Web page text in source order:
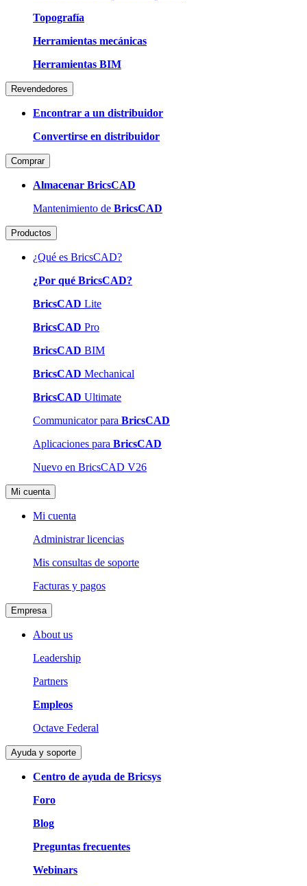
Topografía
Herramientas mecánicas
Herramientas BIM
Revendedores
Encontrar a un distribuidor
Convertirse en distribuidor
Comprar
Almacenar BricsCAD
Mantenimiento de BricsCAD
Productos
¿Qué es BricsCAD?
¿Por qué BricsCAD?
BricsCAD Lite
BricsCAD Pro
BricsCAD BIM
BricsCAD Mechanical
BricsCAD Ultimate
Communicator para BricsCAD
Aplicaciones para BricsCAD
Nuevo en BricsCAD V26
Mi cuenta
Mi cuenta
Administrar licencias
Mis consultas de soporte
Facturas y pagos
Empresa
About us
Leadership
Partners
Empleos
Octave Federal
Ayuda y soporte
Centro de ayuda de Bricsys
Foro
Blog
Preguntas frecuentes
Webinars